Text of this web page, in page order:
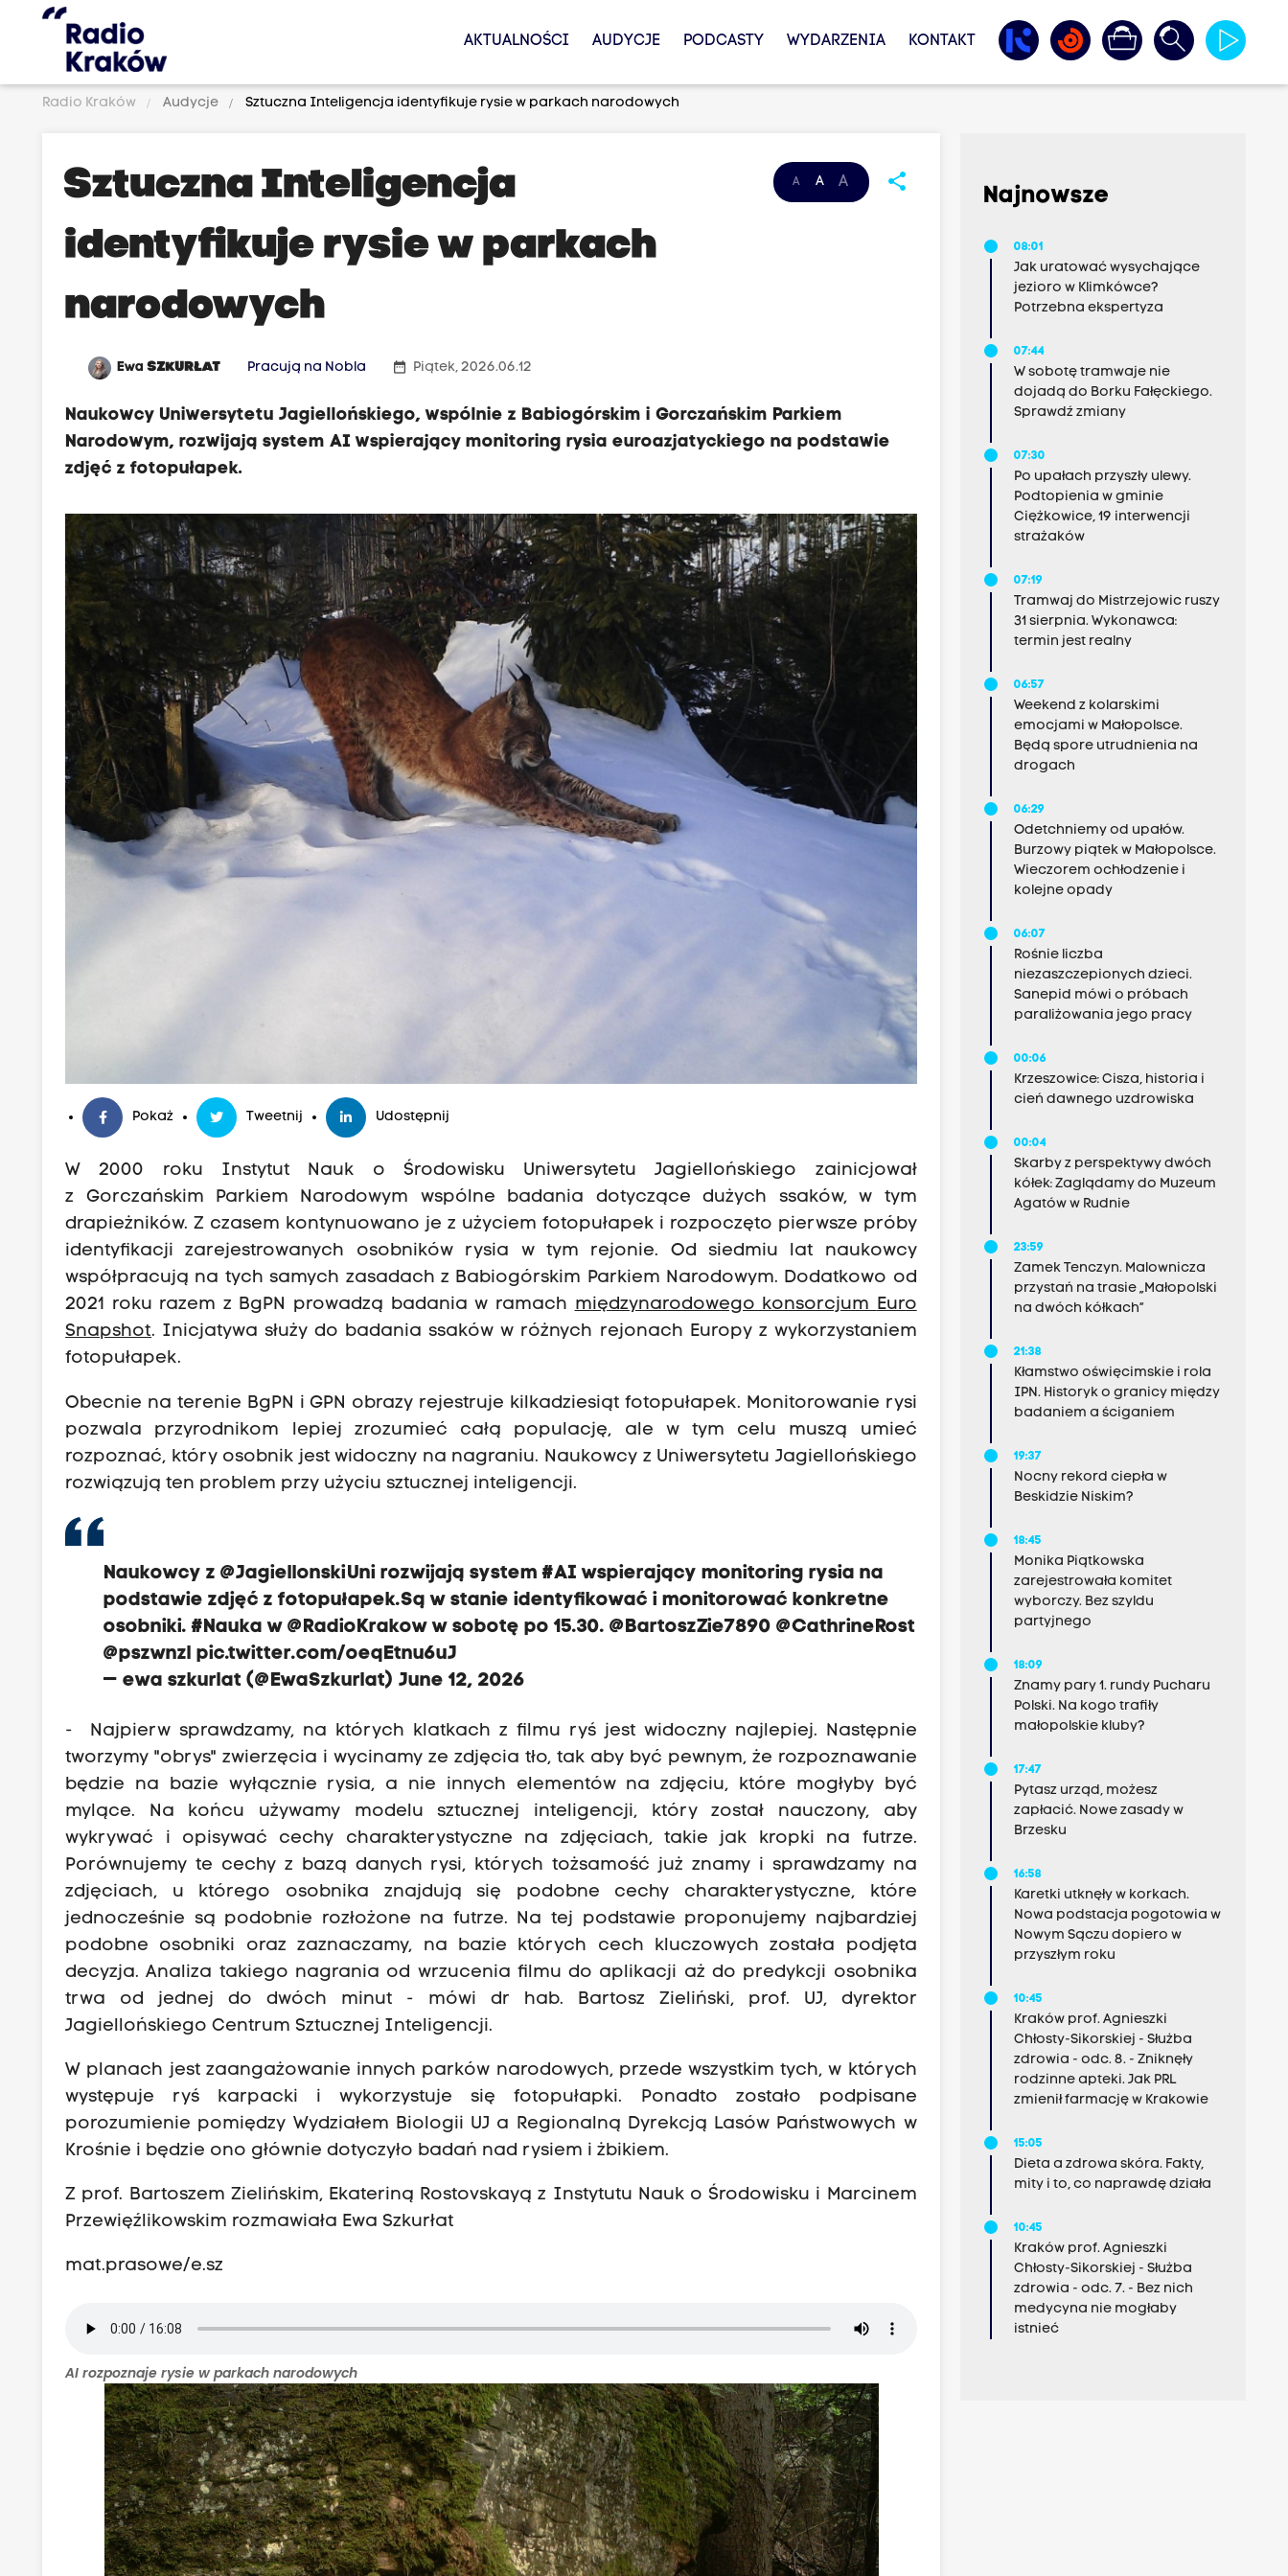
AKTUALNOŚCI AUDYCJE PODCASTY WYDARZENIA KONTAKT
Radio Kraków Audycje Sztuczna Inteligencja identyfikuje rysie w parkach narodowych
A A A share
Sztuczna Inteligencja
identyfikuje rysie w parkach
narodowych
EwaSZKURŁAT Pracują na Nobla date_range Piątek, 2026.06.12
Naukowcy Uniwersytetu Jagiellońskiego, wspólnie z Babiogórskim i Gorczańskim Parkiem
Narodowym, rozwijają system AI wspierający monitoring rysia euroazjatyckiego na podstawie
zdjęć z fotopułapek.
Pokaż Tweetnij Udostępnij
W 2000 roku Instytut Nauk o Środowisku Uniwersytetu Jagiellońskiego zainicjował
z Gorczańskim Parkiem Narodowym wspólne badania dotyczące dużych ssaków, w tym
drapieżników. Z czasem kontynuowano je z użyciem fotopułapek i rozpoczęto pierwsze próby
identyfikacji zarejestrowanych osobników rysia w tym rejonie. Od siedmiu lat naukowcy
współpracują na tych samych zasadach z Babiogórskim Parkiem Narodowym. Dodatkowo od
2021 roku razem z BgPN prowadzą badania w ramach międzynarodowego konsorcjum Euro
Snapshot. Inicjatywa służy do badania ssaków w różnych rejonach Europy z wykorzystaniem
fotopułapek.
Obecnie na terenie BgPN i GPN obrazy rejestruje kilkadziesiąt fotopułapek. Monitorowanie rysi
pozwala przyrodnikom lepiej zrozumieć całą populację, ale w tym celu muszą umieć
rozpoznać, który osobnik jest widoczny na nagraniu. Naukowcy z Uniwersytetu Jagiellońskiego
rozwiązują ten problem przy użyciu sztucznej inteligencji.
Naukowcy z@JagiellonskiUni rozwijają system#AI wspierający monitoring rysia na
podstawie zdjęć z fotopułapek.Są w stanie identyfikować i monitorować konkretne
osobniki.#Nauka w@RadioKrakow w sobotę po 15.30.@BartoszZie7890 @CathrineRost
@pszwnzl pic.twitter.com/oeqEtnu6uJ
— ewa szkurlat (@EwaSzkurlat)June 12, 2026
- Najpierw sprawdzamy, na których klatkach z filmu ryś jest widoczny najlepiej. Następnie
tworzymy "obrys" zwierzęcia i wycinamy ze zdjęcia tło, tak aby być pewnym, że rozpoznawanie
będzie na bazie wyłącznie rysia, a nie innych elementów na zdjęciu, które mogłyby być
mylące. Na końcu używamy modelu sztucznej inteligencji, który został nauczony, aby
wykrywać i opisywać cechy charakterystyczne na zdjęciach, takie jak kropki na futrze.
Porównujemy te cechy z bazą danych rysi, których tożsamość już znamy i sprawdzamy na
zdjęciach, u którego osobnika znajdują się podobne cechy charakterystyczne, które
jednocześnie są podobnie rozłożone na futrze. Na tej podstawie proponujemy najbardziej
podobne osobniki oraz zaznaczamy, na bazie których cech kluczowych została podjęta
decyzja. Analiza takiego nagrania od wrzucenia filmu do aplikacji aż do predykcji osobnika
trwa od jednej do dwóch minut - mówi dr hab. Bartosz Zieliński, prof. UJ, dyrektor
Jagiellońskiego Centrum Sztucznej Inteligencji.
W planach jest zaangażowanie innych parków narodowych, przede wszystkim tych, w których
występuje ryś karpacki i wykorzystuje się fotopułapki. Ponadto zostało podpisane
porozumienie pomiędzy Wydziałem Biologii UJ a Regionalną Dyrekcją Lasów Państwowych w
Krośnie i będzie ono głównie dotyczyło badań nad rysiem i żbikiem.
Z prof. Bartoszem Zielińskim, Ekateriną Rostovskayą z Instytutu Nauk o Środowisku i Marcinem
Przewięźlikowskim rozmawiała Ewa Szkurłat
mat.prasowe/e.sz
AI rozpoznaje rysie w parkach narodowych
Najnowsze
08:01
Jak uratować wysychające
jezioro w Klimkówce?
Potrzebna ekspertyza
07:44
W sobotę tramwaje nie
dojadą do Borku Fałęckiego.
Sprawdź zmiany
07:30
Po upałach przyszły ulewy.
Podtopienia w gminie
Ciężkowice, 19 interwencji
strażaków
07:19
Tramwaj do Mistrzejowic ruszy
31 sierpnia. Wykonawca:
termin jest realny
06:57
Weekend z kolarskimi
emocjami w Małopolsce.
Będą spore utrudnienia na
drogach
06:29
Odetchniemy od upałów.
Burzowy piątek w Małopolsce.
Wieczorem ochłodzenie i
kolejne opady
06:07
Rośnie liczba
niezaszczepionych dzieci.
Sanepid mówi o próbach
paraliżowania jego pracy
00:06
Krzeszowice: Cisza, historia i
cień dawnego uzdrowiska
00:04
Skarby z perspektywy dwóch
kółek: Zaglądamy do Muzeum
Agatów w Rudnie
23:59
Zamek Tenczyn. Malownicza
przystań na trasie „Małopolski
na dwóch kółkach”
21:38
Kłamstwo oświęcimskie i rola
IPN. Historyk o granicy między
badaniem a ściganiem
19:37
Nocny rekord ciepła w
Beskidzie Niskim?
18:45
Monika Piątkowska
zarejestrowała komitet
wyborczy. Bez szyldu
partyjnego
18:09
Znamy pary 1. rundy Pucharu
Polski. Na kogo trafiły
małopolskie kluby?
17:47
Pytasz urząd, możesz
zapłacić. Nowe zasady w
Brzesku
16:58
Karetki utknęły w korkach.
Nowa podstacja pogotowia w
Nowym Sączu dopiero w
przyszłym roku
10:45
Kraków prof. Agnieszki
Chłosty-Sikorskiej - Służba
zdrowia - odc. 8. - Zniknęły
rodzinne apteki. Jak PRL
zmienił farmację w Krakowie
15:05
Dieta a zdrowa skóra. Fakty,
mity i to, co naprawdę działa
10:45
Kraków prof. Agnieszki
Chłosty-Sikorskiej - Służba
zdrowia - odc. 7. - Bez nich
medycyna nie mogłaby
istnieć